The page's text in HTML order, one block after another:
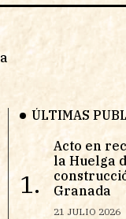
ÚLTIMAS
1.
Acto en
la Huelga
Granada
21 JULIO 2026